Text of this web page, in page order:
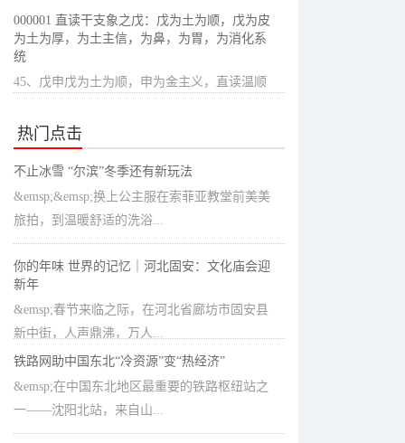
000001 直读干支象之戊：戊为土为顺，戊为皮
为土为厚，为土主信，为鼻，为胃，为消化系
统
45、戊申戊为土为顺，申为金主义，直读温顺
热门点击
不止冰雪 “尔滨”冬季还有新玩法
&emsp;&emsp;换上公主服在索菲亚教堂前美美
旅拍，到温暖舒适的洗浴...
你的年味 世界的记忆｜河北固安：文化庙会迎
新年
&emsp;春节来临之际，在河北省廊坊市固安县
新中街，人声鼎沸，万人...
铁路网助中国东北“冷资源”变“热经济”
&emsp;在中国东北地区最重要的铁路枢纽站之
一——沈阳北站，来自山...